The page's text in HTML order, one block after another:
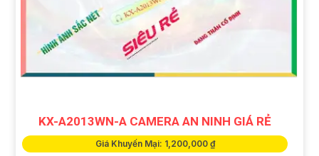
KX-A2013WN-A CAMERA AN NINH GIÁ RẺ
Giá Khuyến Mại: 1,200,000 ₫